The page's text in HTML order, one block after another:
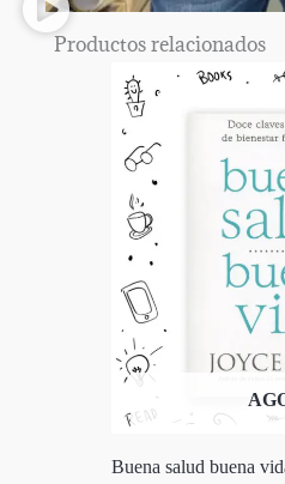
Productos relacionados
Buena salud buena